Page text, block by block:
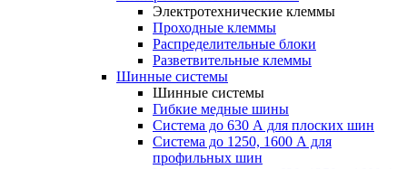
Электротехнические клеммы
Проходные клеммы
Распределительные блоки
Разветвительные клеммы
Шинные системы
Шинные системы
Гибкие медные шины
Система до 630 А для плоских шин
Система до 1250, 1600 А для
профильных шин